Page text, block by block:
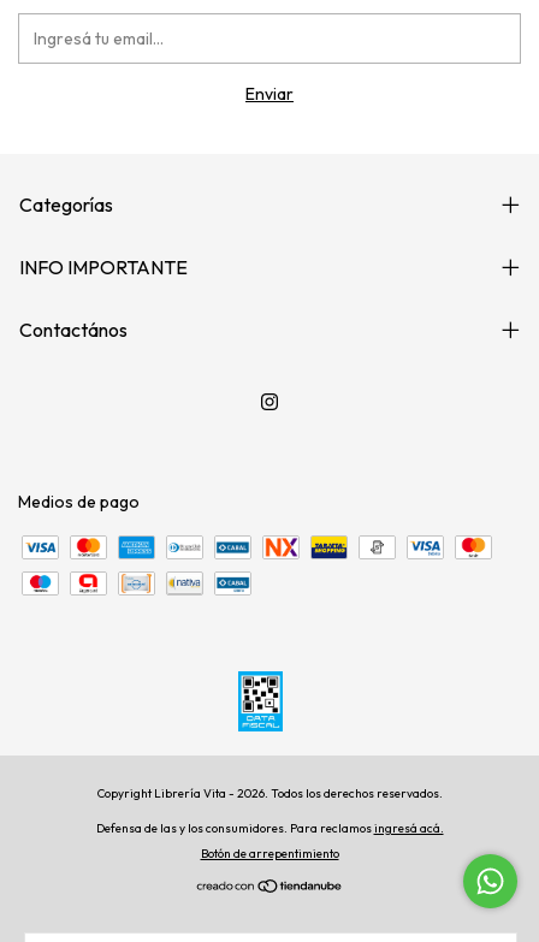
Categorías
INFO IMPORTANTE
Contactános
Medios de pago
Copyright Librería Vita - 2026. Todos los derechos reservados.
Defensa de las y los consumidores. Para reclamosingresá acá.
Botón de arrepentimiento